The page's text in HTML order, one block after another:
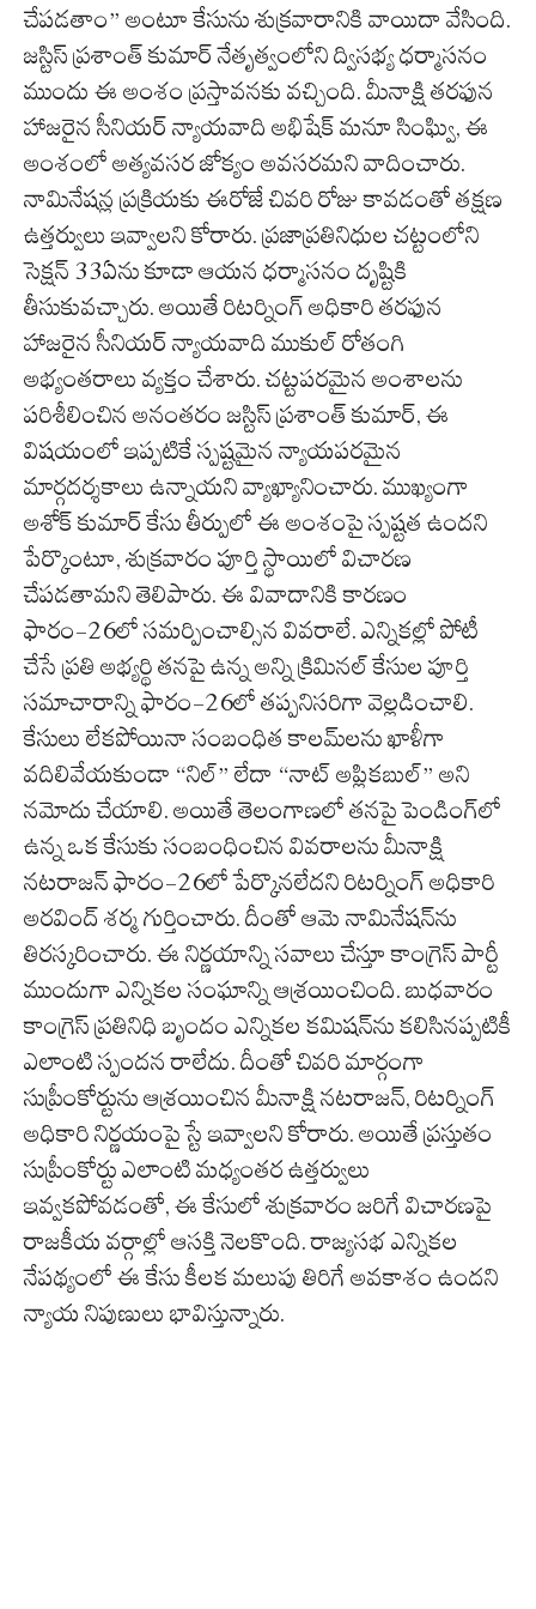
చేపడతాం” అంటూ కేసును శుక్రవారానికి వాయిదా వేసింది.
జస్టిస్ ప్రశాంత్ కుమార్ నేతృత్వంలోని ద్విసభ్య ధర్మాసనం
ముందు ఈ అంశం ప్రస్తావనకు వచ్చింది. మీనాక్షి తరఫున
హాజరైన సీనియర్ న్యాయవాది అభిషేక్ మనూ సింఘ్వి, ఈ
అంశంలో అత్యవసర జోక్యం అవసరమని వాదించారు.
నామినేషన్ల ప్రక్రియకు ఈరోజే చివరి రోజు కావడంతో తక్షణ
ఉత్తర్వులు ఇవ్వాలని కోరారు. ప్రజాప్రతినిధుల చట్టంలోని
సెక్షన్ 33ఏను కూడా ఆయన ధర్మాసనం దృష్టికి
తీసుకువచ్చారు. అయితే రిటర్నింగ్ అధికారి తరఫున
హాజరైన సీనియర్ న్యాయవాది ముకుల్ రోతంగి
అభ్యంతరాలు వ్యక్తం చేశారు. చట్టపరమైన అంశాలను
పరిశీలించిన అనంతరం జస్టిస్ ప్రశాంత్ కుమార్, ఈ
విషయంలో ఇప్పటికే స్పష్టమైన న్యాయపరమైన
మార్గదర్శకాలు ఉన్నాయని వ్యాఖ్యానించారు. ముఖ్యంగా
అశోక్ కుమార్ కేసు తీర్పులో ఈ అంశంపై స్పష్టత ఉందని
పేర్కొంటూ, శుక్రవారం పూర్తి స్థాయిలో విచారణ
చేపడతామని తెలిపారు. ఈ వివాదానికి కారణం
ఫారం-26లో సమర్పించాల్సిన వివరాలే. ఎన్నికల్లో పోటీ
చేసే ప్రతి అభ్యర్థి తనపై ఉన్న అన్ని క్రిమినల్ కేసుల పూర్తి
సమాచారాన్ని ఫారం-26లో తప్పనిసరిగా వెల్లడించాలి.
కేసులు లేకపోయినా సంబంధిత కాలమ్‌లను ఖాళీగా
వదిలివేయకుండా “నిల్” లేదా “నాట్ అప్లికబుల్” అని
నమోదు చేయాలి. అయితే తెలంగాణలో తనపై పెండింగ్‌లో
ఉన్న ఒక కేసుకు సంబంధించిన వివరాలను మీనాక్షి
నటరాజన్ ఫారం-26లో పేర్కొనలేదని రిటర్నింగ్ అధికారి
అరవింద్ శర్మ గుర్తించారు. దీంతో ఆమె నామినేషన్‌ను
తిరస్కరించారు. ఈ నిర్ణయాన్ని సవాలు చేస్తూ కాంగ్రెస్ పార్టీ
ముందుగా ఎన్నికల సంఘాన్ని ఆశ్రయించింది. బుధవారం
కాంగ్రెస్ ప్రతినిధి బృందం ఎన్నికల కమిషన్‌ను కలిసినప్పటికీ
ఎలాంటి స్పందన రాలేదు. దీంతో చివరి మార్గంగా
సుప్రీంకోర్టును ఆశ్రయించిన మీనాక్షి నటరాజన్, రిటర్నింగ్
అధికారి నిర్ణయంపై స్టే ఇవ్వాలని కోరారు. అయితే ప్రస్తుతం
సుప్రీంకోర్టు ఎలాంటి మధ్యంతర ఉత్తర్వులు
ఇవ్వకపోవడంతో, ఈ కేసులో శుక్రవారం జరిగే విచారణపై
రాజకీయ వర్గాల్లో ఆసక్తి నెలకొంది. రాజ్యసభ ఎన్నికల
నేపథ్యంలో ఈ కేసు కీలక మలుపు తిరిగే అవకాశం ఉందని
న్యాయ నిపుణులు భావిస్తున్నారు.